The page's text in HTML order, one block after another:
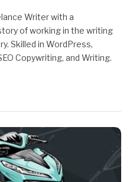
Writer with a
of working in the writing
Skilled in WordPress,
Copywriting, and Writing.